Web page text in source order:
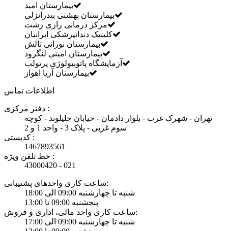
بیمارستان امید
بیمارستان بهشتی بندرانزلی
مرکز درمانی رازی رشت
کلینیک دندانپزشکی ایرانیان
بيمارستان نورانی تالش
بيمارستان امینی لنگرود
آزمایشگاه پاتوبیولوژی پرتولب
بیمارستان آریا اهواز
اطلاعات تماس
دفتر مرکزی :
تهران - شهرک غرب - بلوار دادمان - خیابان جلیلوند - کوچه
سوم غربی - پلاک 3 - واحد 1 و 2
کدپستی :
1467893561
خط تلفن ویژه :
43000420 - 021
ساعت کاری واحدهای پشتیبانی:
شنبه تا چهارشنبه 09:00 الی 18:00
پنجشنبه 09:00 تا 13:00
ساعت کاری واحد مالی، اداری و فروش:
شنبه تا چهارشنبه 09:00 الی 17:00